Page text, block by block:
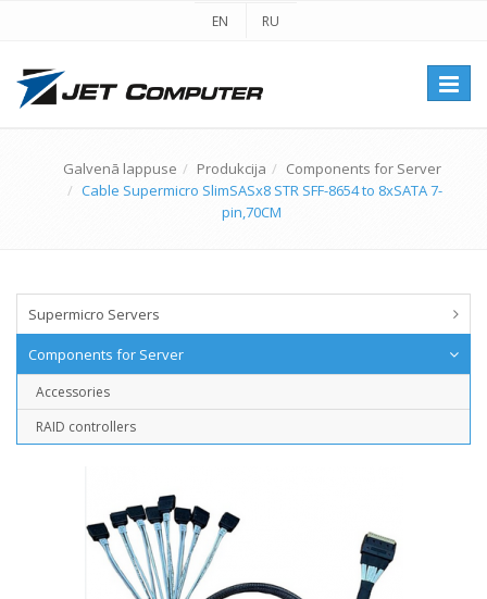
EN RU
Galvenā lappuse Produkcija
Components for Server
Cable Supermicro SlimSASx8 STR SFF-8654 to 8xSATA 7-
pin,70CM
Supermicro Servers
Components for Server
Accessories
RAID controllers